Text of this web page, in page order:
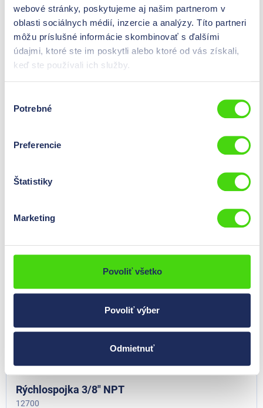
webové stránky, poskytujeme aj našim partnerom v
oblasti sociálnych médií, inzercie a analýzy. Títo partneri
môžu príslušné informácie skombinovať s ďalšími
údajmi, ktoré ste im poskytli alebo ktoré od vás získali,
keď ste používali ich služby.
súhlasu
Potrebné
Preferencie
Štatistiky
Marketing
Povoliť všetko
Povoliť výber
Odmietnuť
24702
Cene so vidne po
Rýchlospojka 3/8" NPT
12700